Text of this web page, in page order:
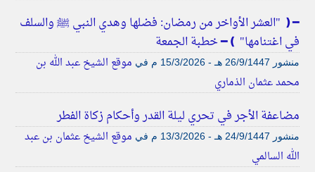
━❪ "العشر الأواخر من رمضان: فضلها وهدي النبي ﷺ والسلف
في اغتنامها" ❫━ خطبة الجمعة
منشور في موقع الشيخ عبد الله بن
محمد عثمان الذماري
مضاعفة الأجر في تحري ليلة القدر وأحكام زكاة الفطر
منشور في موقع الشيخ عثمان بن عبد
الله السالمي